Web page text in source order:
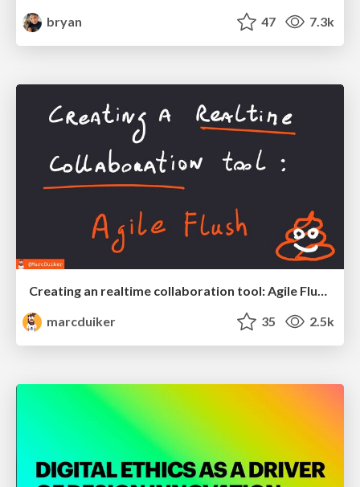
bryan
47 7.3k
Creating an realtime collaboration tool: Agile Flush - .NET Oxford
marcduiker
35 2.5k